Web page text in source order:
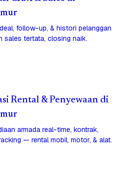
follow-up, & histori pelanggan
sales tertata, closing naik.
Rental & Penyewaan di
armada real-time, kontrak,
— rental mobil, motor, & alat.